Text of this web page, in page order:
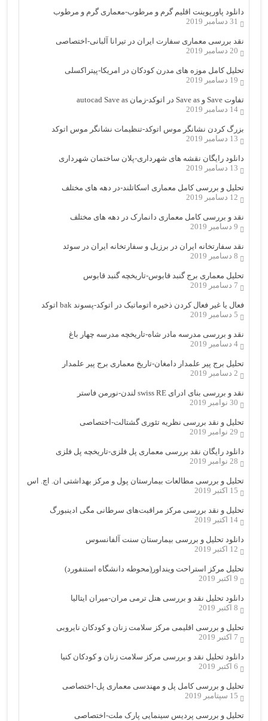
دانلود پاورپوینت اقلیم گرم و مرطوب-معماری گرم و مرطوب
31 دسامبر 2019
نقد بررسی معماری سفارت ایران در تیرانا آلبانی-اختصاصی
20 دسامبر 2019
تحلیل کامل موزه های مدرن کودکان در امریکا-پیتراکسلی
19 دسامبر 2019
تفاوت Save و Save as در اتوکد-زمان autocad Save as
14 دسامبر 2019
بزرگ کردن نشانگر موس اتوکد-تنظیمات نشانگر موس اتوکد
13 دسامبر 2019
دانلود رایگان نقشه های شهرداری-پلان ساختمان شهرداری
13 دسامبر 2019
تحلیل و بررسی کامل معماری اسکاتلند-در دهه های مختلف
12 دسامبر 2019
نقد و بررسی کامل معماری دانمارک در دهه های مختلف
9 دسامبر 2019
نقد سفارتخانه ایران در برزیل و سفارتخانه ایران در سوئد
8 دسامبر 2019
تحلیل معماری برج گنبد قابوس-تاریخچه گنبد قابوس
7 دسامبر 2019
فعال یا غیر فعال کردن ذخیره اتوماتیک در اتوکد-پسوند bak اتوکد
5 دسامبر 2019
نقد و بررسی مدرسه مادر شاه-تاریخچه مدرسه چهار باغ
4 دسامبر 2019
تحلیل برج پیر علمدار دامغان-تاریخ معماری برج پیر علمدار
2 دسامبر 2019
نقد و بررسی بنای ادرای swiss RE لندن-نورمن فاستر
30 نوامبر 2019
تحلیل و نقد بررسی نظریه تئوری گشتالت-اختصاصی
29 نوامبر 2019
دانلود رایگان نقد بررسی معماری پل فلزی-تاریخچه پل فلزی
28 نوامبر 2019
تحلیل و بررسی مطالعات بیمارستان پول و مرکز بهداشتی ان. اچ. اس
15 اکتبر 2019
تحلیل و نقد بررسی مرکز مراقبت‌های سرطانی مگی ادینبورگ
14 اکتبر 2019
دانلود تحلیل و بررسی بیمارستان سنت آلفانسوس
12 اکتبر 2019
تحلیل مرکز استراحت وینداور(محوطه دانشگاه استنفورد)
9 اکتبر 2019
دانلود تحلیل نقد و بررسی هتل ترمی مران-میران ایتالیا
8 اکتبر 2019
تحلیل و بررسی اقلیمی مرکز سلامت زنان و کودکان نایروبی
7 اکتبر 2019
دانلود تحلیل نقد و بررسی مرکز سلامت زنان و کودکان کنیا
6 اکتبر 2019
تحلیل و بررسی کامل پل و مهندسی معماری پل-اختصاصی
15 سپتامبر 2019
تحلیل و بررسی پردیس سینمایی پارک ملت-اختصاصی